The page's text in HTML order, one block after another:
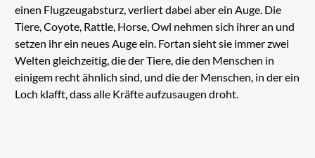
einen Flugzeugabsturz, verliert dabei aber ein Auge. Die
Tiere, Coyote, Rattle, Horse, Owl nehmen sich ihrer an und
setzen ihr ein neues Auge ein. Fortan sieht sie immer zwei
Welten gleichzeitig, die der Tiere, die den Menschen in
einigem recht ähnlich sind, und die der Menschen, in der ein
Loch klafft, dass alle Kräfte aufzusaugen droht.